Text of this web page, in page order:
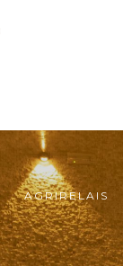
AGRIRELAIS